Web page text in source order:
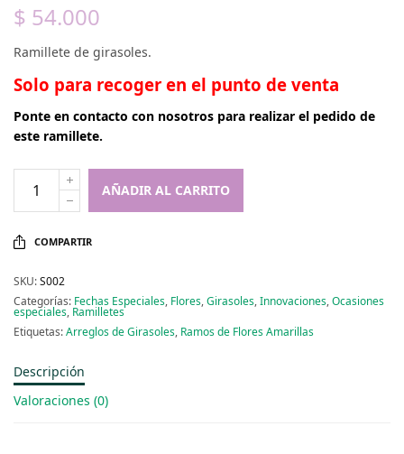
$ 54.000
Ramillete de girasoles.
Solo para recoger en el punto de venta
Ponte en contacto con nosotros para realizar el pedido de
este ramillete.
AÑADIR AL CARRITO
COMPARTIR
SKU:S002
Categorías: Fechas Especiales, Flores,Girasoles,Innovaciones,Ocasiones
especiales, Ramilletes
Etiquetas:Arreglos de Girasoles, Ramos de Flores Amarillas
Descripción
Valoraciones (0)